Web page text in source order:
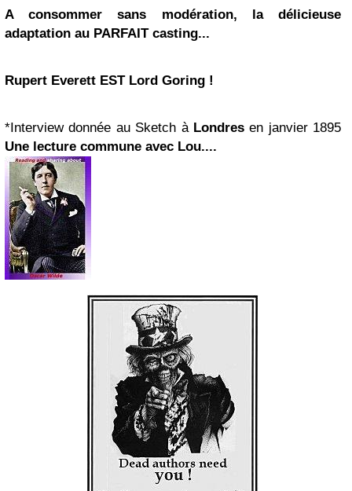
A consommer sans modération, la délicieuse
adaptation au PARFAIT casting...
Rupert Everett EST Lord Goring !
*Interview donnée au Sketch à Londresen janvier 1895
Une lecture commune avec Lou....